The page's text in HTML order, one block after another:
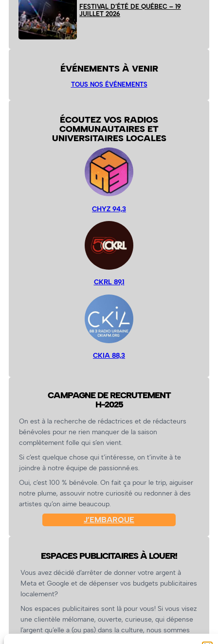
FESTIVAL D’ÉTÉ DE QUÉBEC – 19
JUILLET 2026
ÉVÉNEMENTS À VENIR
TOUS NOS ÉVÉNEMENTS
ÉCOUTEZ VOS RADIOS
COMMUNAUTAIRES ET
UNIVERSITAIRES LOCALES
CHYZ 94,3
CKRL 89,1
CKIA 88,3
CAMPAGNE DE RECRUTEMENT
H-2025
On est à la recherche de rédactrices et de rédacteurs
bénévoles pour ne rien manquer de la saison
complètement folle qui s’en vient.
Si c’est quelque chose qui t’intéresse, on t’invite à te
joindre à notre équipe de passionné.es.
Oui, c’est 100 % bénévole. On fait ça pour le trip, aiguiser
notre plume, assouvir notre curiosité ou redonner à des
artistes qu’on aime beaucoup.
J’EMBARQUE
ESPACES PUBLICITAIRES À LOUER!
Vous avez décidé d’arrêter de donner votre argent à
Meta et Google et de dépenser vos budgets publicitaires
localement?
Nos espaces publicitaires sont là pour vous! Si vous visez
une clientèle mélomane, ouverte, curieuse, qui dépense
l’argent qu’elle a (ou pas) dans la culture, nous sommes